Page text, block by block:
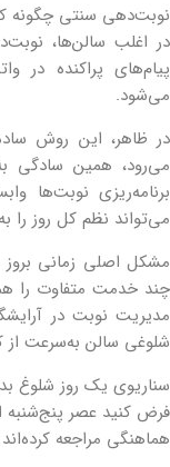
نوبت‌دهی سنتی چگونه
در اغلب سالن‌ها،
پیام‌های پراکنده در
می‌شود.
در ظاهر، این روش
می‌رود، همین سادگی
برنامه‌ریزی نوبت‌ها
می‌تواند نظم کل روز را
مشکل اصلی زمانی
چند خدمت متفاوت را
مدیریت نوبت در
شلوغی سالن به‌سرعت
سناریوی یک روز شلوغ
فرض کنید عصر پنج‌شنبه
هماهنگی مراجعه